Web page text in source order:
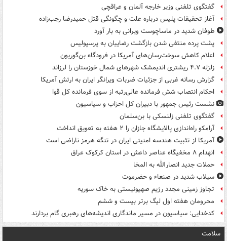
گفتگوی تلفنی وزیر خارجه آلمان و عراقچی
آغاز تحقیقات پلیس درباره علت و چگونگی قتل حمیدرضا رجب‌زاده
طوفان شدید در ماساچوست ویرانی به بار آورد
پشت پرده منتفی شدن بازگشت رضاییان به پرسپولیس
اعلام کاهش سوخت‌رسان‌های آمریکا در فرودگاه بن‌گوریون
زلزله ۴.۷ ریشتری اندیمشک شهرهای شمال خوزستان را لرزاند
گزارش رسانه غربی از جزئیات ضربات ویرانگر ایران به ارتش آمریکا
احکام انتصاب شش فرمانده عالی‌رتبه از سوی فرمانده کل قوا
نشست رئیس جمهور با دبیران کل احزاب و سیاسیون
گفتگوی تلفنی زلنسکی با بن‌سلمان
آرامکو راه‌اندازی پالایشگاه جازان را ۲ هفته به تعویق انداخت
آمریکا از تثبیت هندسه امنیتی ایران در تنگه هرمز ناراضی است
انهدام ۸ مخفیگاه عناصر داعش در استان کرکوک عراق
حملات جدید انصارالله به المخا
سیلاب شدید در صنعاء و حضرموت
تجاوز زمینی مجدد رژیم صهیونیستی به خاک سوریه
محرومان هفته اول لیگ برتر بیست و ششم
کدخدایی: سیاسیون در مسیر ماندگاری اندیشه‌های رهبری گام بردارند
سلامت